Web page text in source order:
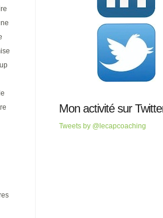
Mon activité sur
Tweets by @lecapcoaching